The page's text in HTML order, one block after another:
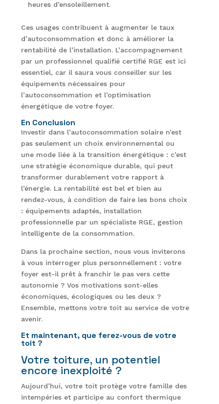
heures d’ensoleillement.
Ces usages contribuent à augmenter le taux
d’autoconsommation et donc à améliorer la
rentabilité de l’installation. L’accompagnement
par un professionnel qualifié certifié RGE est ici
essentiel, car il saura vous conseiller sur les
équipements nécessaires pour
l’autoconsommation et l’optimisation
énergétique de votre foyer.
En Conclusion
Investir dans l’autoconsommation solaire n’est
pas seulement un choix environnemental ou
une mode liée à la transition énergétique : c’est
une stratégie économique durable, qui peut
transformer durablement votre rapport à
l’énergie. La rentabilité est bel et bien au
rendez-vous, à condition de faire les bons choix
: équipements adaptés, installation
professionnelle par un spécialiste RGE, gestion
intelligente de la consommation.
Dans la prochaine section, nous vous inviterons
à vous interroger plus personnellement : votre
foyer est-il prêt à franchir le pas vers cette
autonomie ? Vos motivations sont-elles
économiques, écologiques ou les deux ?
Ensemble, mettons votre toit au service de votre
avenir.
Et maintenant, que ferez-vous de votre
toit ?
Votre toiture, un potentiel
encore inexploité ?
Aujourd’hui, votre toit protège votre famille des
intempéries et participe au confort thermique